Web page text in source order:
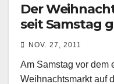
Der
seit Samstag
NOV. 27, 2011
Am Samstag vor dem
Weihnachtsmarkt auf